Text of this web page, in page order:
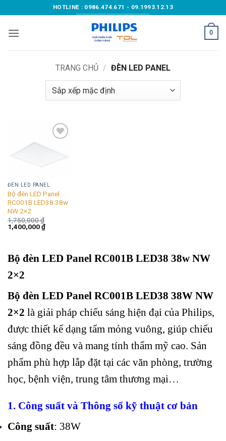
qua
nội
HOTLINE : 0986.474.671 - 09.1993.12.13
0
TRANG CHỦ / ĐÈN LED PANEL
Add to
ĐÈN LED PANEL
Bộ đèn LED Panel
RC001B LED38 38w
NW 2×2
1,750,000₫
Giá
gốc
1,400,000₫Giá
hiện
Bộ đèn LED Panel RC001B LED38 38w NW
2×2
Bộ đèn LED Panel RC001B LED38 38W NW
2×2 là giải pháp chiếu sáng hiện đại của Philips,
được thiết kế dạng tấm mỏng vuông, giúp chiếu
sáng đồng đều và mang tính thẩm mỹ cao. Sản
phẩm phù hợp lắp đặt tại các văn phòng, trường
học, bệnh viện, trung tâm thương mại…
1. Công suất và Thông số kỹ thuật cơ bản
Công suất: 38W